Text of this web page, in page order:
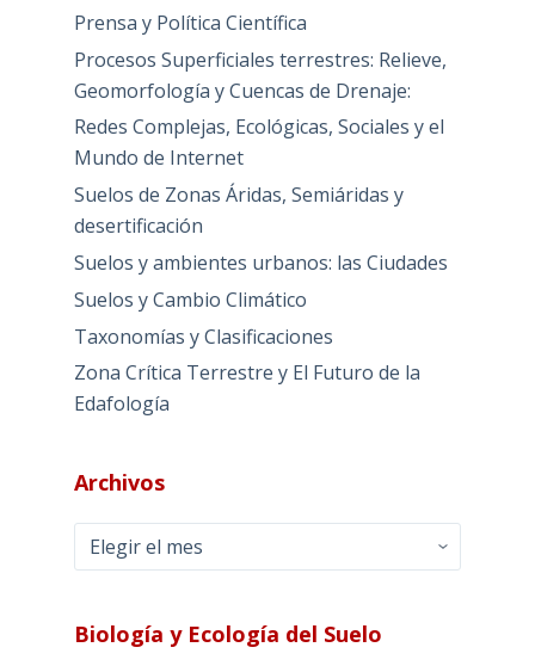
Prensa y Política Científica
Procesos Superficiales terrestres: Relieve,
Geomorfología y Cuencas de Drenaje:
Redes Complejas, Ecológicas, Sociales y el
Mundo de Internet
Suelos de Zonas Áridas, Semiáridas y
desertificación
Suelos y ambientes urbanos: las Ciudades
Suelos y Cambio Climático
Taxonomías y Clasificaciones
Zona Crítica Terrestre y El Futuro de la
Edafología
Archivos
Archivos
Biología y Ecología del Suelo